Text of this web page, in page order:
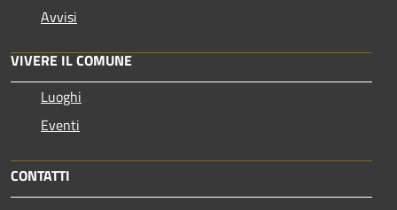
Avvisi
VIVERE IL COMUNE
Luoghi
Eventi
CONTATTI